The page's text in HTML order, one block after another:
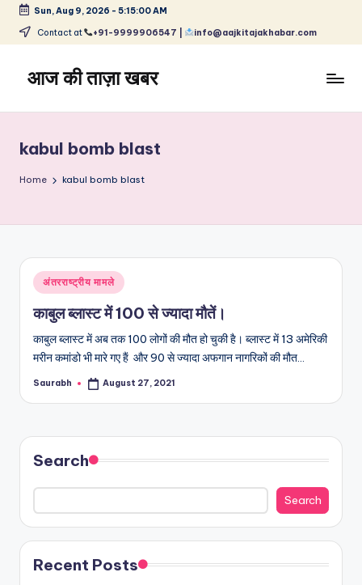
Skip
content
Sun, Aug 9, 2026 - 5:15:00 AM
Contact at +91-9999906547 | info@aajkitajakhabar.com
आज की ताज़ा खबर
ताज़ा
समाचार
–
और
विश्व
kabul bomb blast
Home kabul bomb blast
Posted
in
अंतरराष्ट्रीय मामले
काबुल ब्लास्ट में 100 से ज्यादा मौतें।
काबुल ब्लास्ट में अब तक 100 लोगों की मौत हो चुकी है। ब्लास्ट में 13 अमेरिकी
मरीन कमांडो भी मारे गए हैं और 90 से ज्यादा अफगान नागरिकों की मौत…
Posted
Saurabh August 27, 2021
Search
Search
Recent Posts